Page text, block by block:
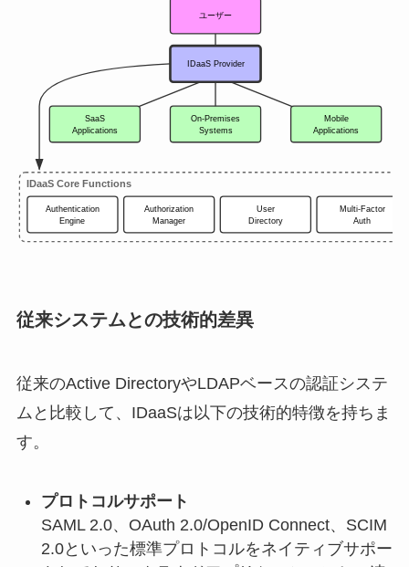
IDaaS Core Functions
ユーザー
IDaaS Provider
SaaS
Applications
On-Premises
Systems
Mobile
Applications
Authentication
Engine
Authorization
Manager
User
Directory
Multi-Factor
Auth
従来システムとの技術的差異
従来のActive DirectoryやLDAPベースの認証システ
ムと比較して、IDaaSは以下の技術的特徴を持ちま
す。
プロトコルサポート
SAML 2.0、OAuth 2.0/OpenID Connect、SCIM
2.0といった標準プロトコルをネイティブサポー